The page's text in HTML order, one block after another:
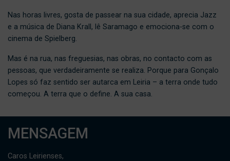
Nas horas livres, gosta de passear na sua cidade, aprecia Jazz
e a música de Diana Krall, lê Saramago e emociona-se com o
cinema de Spielberg.
Mas é na rua, nas freguesias, nas obras, no contacto com as
pessoas, que verdadeiramente se realiza. Porque para Gonçalo
Lopes só faz sentido ser autarca em Leiria – a terra onde tudo
começou. A terra que o define. A sua casa.
MENSAGEM
Caros Leirienses,